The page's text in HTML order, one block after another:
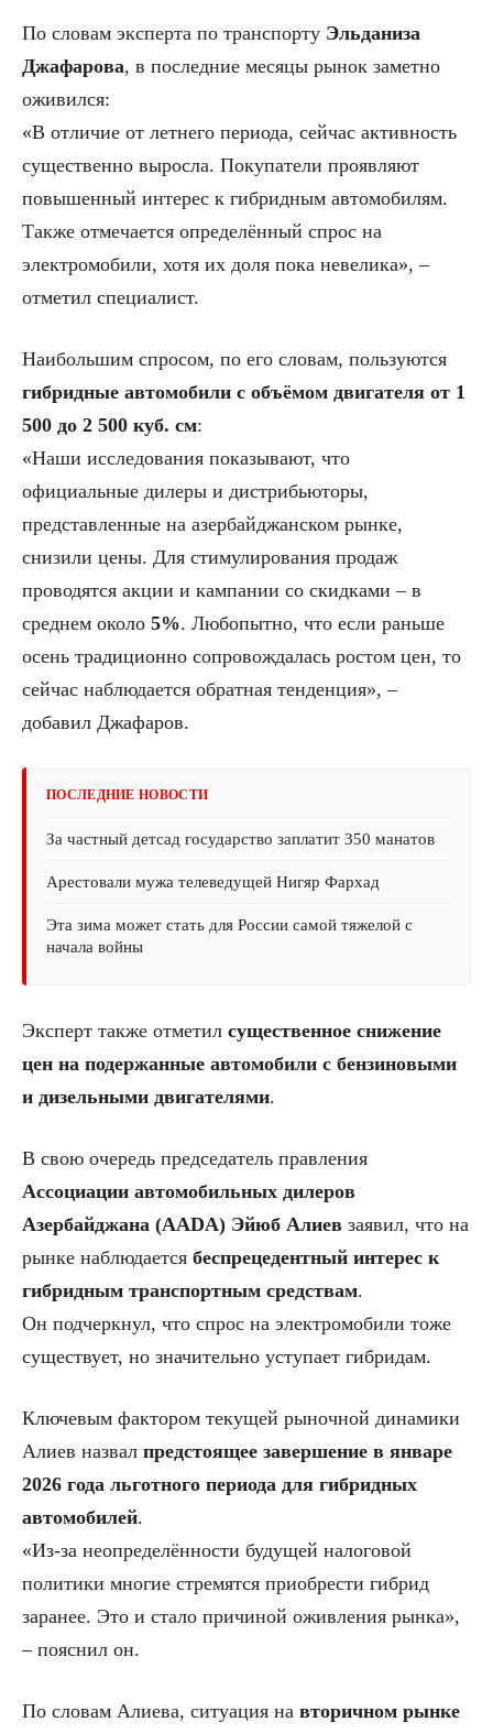
По словам эксперта по транспорту Эльданиза
Джафарова, в последние месяцы рынок заметно
оживился:
«В отличие от летнего периода, сейчас активность
существенно выросла. Покупатели проявляют
повышенный интерес к гибридным автомобилям.
Также отмечается определённый спрос на
электромобили, хотя их доля пока невелика», –
отметил специалист.
Наибольшим спросом, по его словам, пользуются
гибридные автомобили с объёмом двигателя от 1
500 до 2 500 куб. см:
«Наши исследования показывают, что
официальные дилеры и дистрибьюторы,
представленные на азербайджанском рынке,
снизили цены. Для стимулирования продаж
проводятся акции и кампании со скидками – в
среднем около 5%. Любопытно, что если раньше
осень традиционно сопровождалась ростом цен, то
сейчас наблюдается обратная тенденция», –
добавил Джафаров.
ПОСЛЕДНИЕ НОВОСТИ
За частный детсад государство заплатит 350 манатов
Арестовали мужа телеведущей Нигяр Фархад
Эта зима может стать для России самой тяжелой с
начала войны
Эксперт также отметил существенное снижение
цен на подержанные автомобили с бензиновыми
и дизельными двигателями.
В свою очередь председатель правления
Ассоциации автомобильных дилеров
Азербайджана (AADA) Эйюб Алиев заявил, что на
рынке наблюдается беспрецедентный интерес к
гибридным транспортным средствам.
Он подчеркнул, что спрос на электромобили тоже
существует, но значительно уступает гибридам.
Ключевым фактором текущей рыночной динамики
Алиев назвал предстоящее завершение в январе
2026 года льготного периода для гибридных
автомобилей.
«Из-за неопределённости будущей налоговой
политики многие стремятся приобрести гибрид
заранее. Это и стало причиной оживления рынка»,
– пояснил он.
По словам Алиева, ситуация на вторичном рынке